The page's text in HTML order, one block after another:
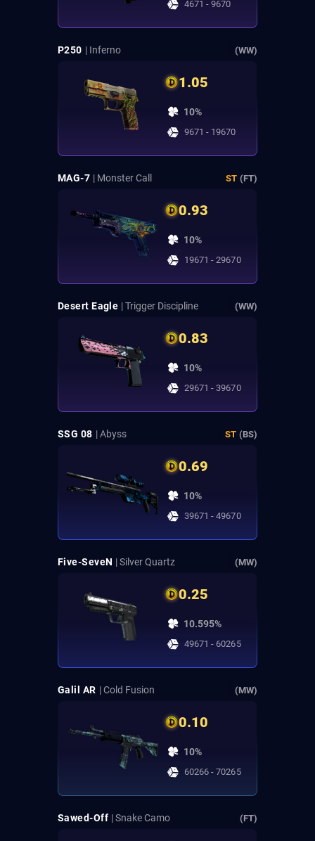
4671 - 9670
P250 | Inferno (WW)
1.05
10%
9671 - 19670
MAG-7 | Monster Call ST (FT)
0.93
10%
19671 - 29670
Desert Eagle | Trigger Discipline (WW)
0.83
10%
29671 - 39670
SSG 08 | Abyss ST (BS)
0.69
10%
39671 - 49670
Five-SeveN | Silver Quartz (MW)
0.25
10.595%
49671 - 60265
Galil AR | Cold Fusion (MW)
0.10
10%
60266 - 70265
Sawed-Off | Snake Camo (FT)